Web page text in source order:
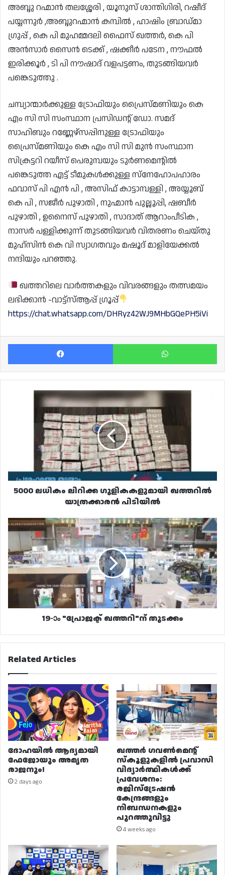
അബ്ദു റഹ്മാൻ തലശ്ശേരി , യൂനുസ് ശാന്തിഗിരി, റഷീദ്
പയ്യന്നുർ ,അബ്ദുറഹ്മാൻ കമ്പിൽ , ഹാഷിം ബ്രാഡ്മാ
ഗ്രുപ്പ് , കെ പി മുഹമ്മദലി ഫൈസ് ഖത്തർ, കെ പി
അൻസാർ സൈൻ ടെക്ക് , ഷക്കീർ പടേന , നൗഫൽ
ഇരിക്കൂർ , ടി പി നൗഷാദ് വളപട്ടണം, തുടങ്ങിയവർ
പങ്കെടുത്തു .
ചമ്പ്യാന്മാർക്കുള്ള ട്രോഫിയും പ്രൈസ്മണിയും കെ
എം സി സി സംസ്ഥാന പ്രസിഡന്റ് ഡോ. സമദ്
സാഹിബും റണ്ണേഴ്സപ്പിനുള്ള ട്രോഫിയും
പ്രൈസ്മണിയും കെ എം സി സി മുൻ സംസ്ഥാന
സിക്രട്ടറി റയീസ് പെരുമ്പയും ടുർണമെന്റിൽ
പങ്കെടുത്ത എട്ട് ടീമുകൾക്കുള്ള സ്നേഹോപഹാരം
ഫവാസ് പി എൻ പി , അസിഫ്‌ കാട്ടാമ്പള്ളി , അയ്യൂബ്
കെ പി , സജീർ പുഴാതി , നുഹ്മാൻ പുല്ലൂപ്പി, ഷബീർ
പുഴാതി , ഉനൈസ് പുഴാതി , സാദാത് ആറാംപീടിക ,
നാസർ പള്ളിക്കുന്ന് തുടങ്ങിയവർ വിതരണം ചെയ്തു
മുഹ്‌സിൻ കെ വി സ്വാഗതവും മഷൂദ് മാളിയേക്കൽ
നന്ദിയും പറഞ്ഞു.
ഖത്തറിലെ വാർത്തകളും വിവരങ്ങളും തത്സമയം
ലഭിക്കാൻ -വാട്ട്സ്ആപ്പ് ഗ്രൂപ്പ്
https://chat.whatsapp.com/DHRyz42WJ9MHbGQePH5iVi
Facebook
ഗുളികകളുമായി
ഖത്തറിൽ
യാത്രക്കാരൻ
5000 ലധികം ലിറിക്ക ഗുളികകളുമായി ഖത്തറിൽ
യാത്രക്കാരൻ പിടിയിൽ
19-ാം
"പ്രോജക്ട്
ഖത്തറി"ന്
തുടക്കം
19-ാം "പ്രോജക്ട് ഖത്തറി"ന് തുടക്കം
Related Articles
ദോഹയിൽ ആദ്യമായി
ഫേജോയും അമൃത
രാജനും!
2 days ago
ഖത്തർ ഗവൺമെന്റ്
സ്കൂളുകളിൽ പ്രവാസി
വിദ്യാർത്ഥികൾക്ക്
പ്രവേശനം:
രജിസ്ട്രേഷൻ
കേന്ദ്രങ്ങളും
നിബന്ധനകളും
പുറത്തുവിട്ടു
4 weeks ago